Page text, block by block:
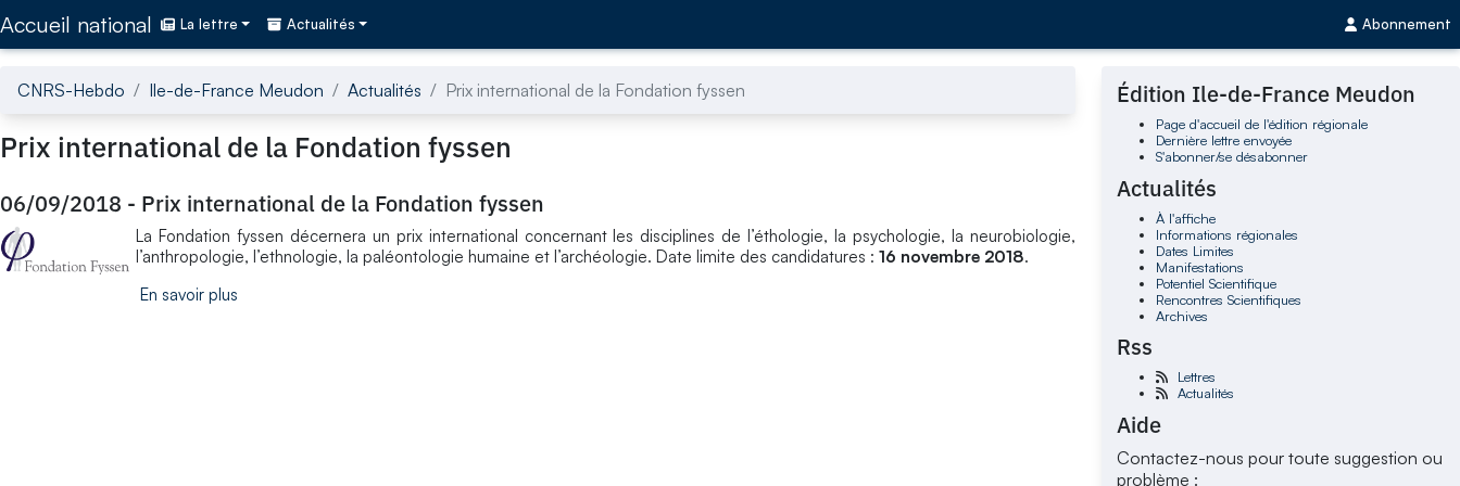
Accueil national La lettre Actualités Abonnement
CNRS-Hebdo Ile-de-France Meudon Actualités Prix international de la Fondation fyssen
Prix international de la Fondation fyssen
06/09/2018 - Prix international de la Fondation fyssen
La Fondation fyssen décernera un prix international concernant les disciplines de l’éthologie, la psychologie, la neurobiologie,
l’anthropologie, l’ethnologie, la paléontologie humaine et l’archéologie. Date limite des candidatures : 16 novembre 2018.
En savoir plus
Édition Ile-de-France Meudon
Page d'accueil de l'édition régionale
Dernière lettre envoyée
S'abonner/se désabonner
Actualités
À l'affiche
Informations régionales
Dates Limites
Manifestations
Potentiel Scientifique
Rencontres Scientifiques
Archives
Rss
Lettres
Actualités
Aide
Contactez-nous pour toute suggestion ou
problème :